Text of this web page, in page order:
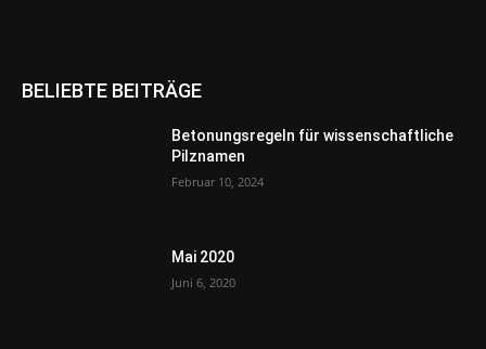
BELIEBTE BEITRÄGE
Betonungsregeln für wissenschaftliche
Pilznamen
Februar 10, 2024
Mai 2020
Juni 6, 2020